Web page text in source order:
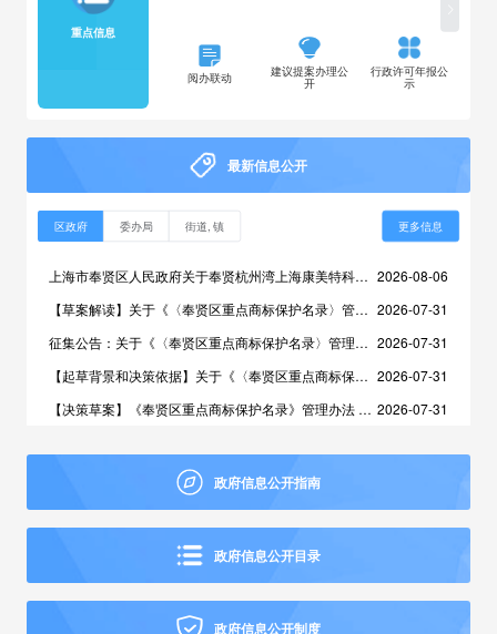
重点信息
阅办联动 建议提案办理公
开
行政许可年报公
示
最新信息公开
区政府 委办局 街道, 镇 更多信息
上海市奉贤区人民政府关于奉贤杭州湾上海康美特科技发展有限公司“4·8”一般闪燃事故调查报告的批复 2026-08-06
【草案解读】关于《〈奉贤区重点商标保护名录〉管理办法（征求意见稿）》的政策解读 2026-07-31
征集公告：关于《〈奉贤区重点商标保护名录〉管理办法（征求意见稿）》征求意见的公告 2026-07-31
【起草背景和决策依据】关于《〈奉贤区重点商标保护名录〉管理办法（征求意见稿）》的起草背景和制定依据 2026-07-31
【决策草案】《奉贤区重点商标保护名录》管理办法 （征求意见稿） 2026-07-31
政府信息公开指南
政府信息公开目录
政府信息公开制度